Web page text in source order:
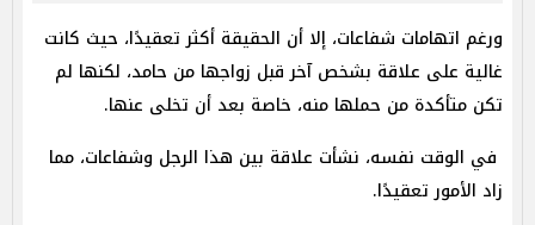
ورغم اتهامات شفاعات، إلا أن الحقيقة أكثر تعقيدًا، حيث كانت
غالية على علاقة بشخص آخر قبل زواجها من حامد، لكنها لم
تكن متأكدة من حملها منه، خاصة بعد أن تخلى عنها.
في الوقت نفسه، نشأت علاقة بين هذا الرجل وشفاعات، مما
زاد الأمور تعقيدًا.